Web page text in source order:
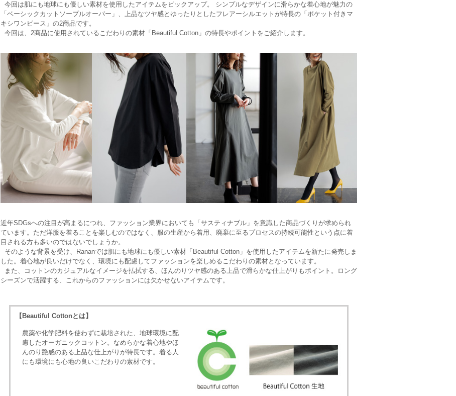
今回は肌にも地球にも優しい素材を使用したアイテムをピックアップ。 シンプルなデザインに滑らかな着心地が魅力の
「ベーシックカットソープルオーバー」、上品なツヤ感とゆったりとしたフレアーシルエットが特長の「ポケット付きマ
キシワンピース」の2商品です。
今回は、2商品に使用されているこだわりの素材「Beautiful Cotton」の特長やポイントをご紹介します。
近年SDGsへの注目が高まるにつれ、ファッション業界においても「サスティナブル」を意識した商品づくりが求められ
ています。ただ洋服を着ることを楽しむのではなく、服の生産から着用、廃棄に至るプロセスの持続可能性という点に着
目される方も多いのではないでしょうか。
そのような背景を受け、Rananでは肌にも地球にも優しい素材「Beautiful Cotton」を使用したアイテムを新たに発売しま
した。着心地が良いだけでなく、環境にも配慮してファッションを楽しめるこだわりの素材となっています。
また、コットンのカジュアルなイメージを払拭する、ほんのりツヤ感のある上品で滑らかな仕上がりもポイント。ロング
シーズンで活躍する、これからのファッションには欠かせないアイテムです。
【Beautiful Cottonとは】
農薬や化学肥料を使わずに栽培された、地球環境に配
慮したオーガニックコットン。なめらかな着心地やほ
んのり艶感のある上品な仕上がりが特長です。着る人
にも環境にも心地の良いこだわりの素材です。